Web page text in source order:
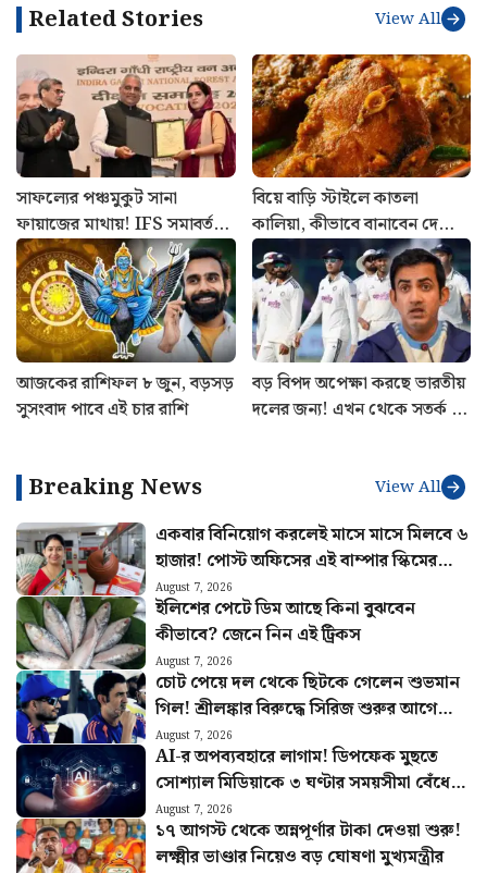
Related Stories View All
সাফল্যের পঞ্চমুকুট সানা
ফায়াজের মাথায়! IFS সমাবর্তনে
পাঁচ সম্মানে ভূষিত কাশ্মীরি কন্যা
বিয়ে বাড়ি স্টাইলে কাতলা
কালিয়া, কীভাবে বানাবেন দেখে
নিন রেসিপি
আজকের রাশিফল ৮ জুন, বড়সড়
সুসংবাদ পাবে এই চার রাশি
বড় বিপদ অপেক্ষা করছে ভারতীয়
দলের জন্য! এখন থেকে সতর্ক না
Breaking News View All
একবার বিনিয়োগ করলেই মাসে মাসে মিলবে ৬
হাজার! পোস্ট অফিসের এই বাম্পার স্কিমের
হিসাব বুঝুন
August 7, 2026
ইলিশের পেটে ডিম আছে কিনা বুঝবেন
কীভাবে? জেনে নিন এই ট্রিকস
August 7, 2026
চোট পেয়ে দল থেকে ছিটকে গেলেন শুভমান
গিল! শ্রীলঙ্কার বিরুদ্ধে সিরিজ শুরুর আগে
মাঠে নেমে চাপে ভারত
August 7, 2026
AI-র অপব্যবহারে লাগাম! ডিপফেক মুছতে
সোশ্যাল মিডিয়াকে ৩ ঘণ্টার সময়সীমা বেঁধে
দিল কেন্দ্র
August 7, 2026
১৭ আগস্ট থেকে অন্নপূর্ণার টাকা দেওয়া শুরু!
লক্ষ্মীর ভাণ্ডার নিয়েও বড় ঘোষণা মুখ্যমন্ত্রীর